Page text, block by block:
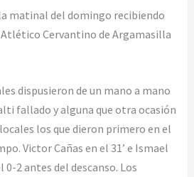
matinal del domingo recibiendo
Cervantino de Argamasilla
dispusieron de un mano a mano
fallado y alguna que otra ocasión
los que dieron primero en el
Victor Cañas en el 31’ e Ismael
0-2 antes del descanso. Los